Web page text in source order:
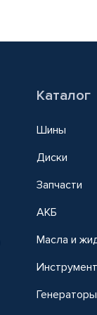
Каталог
Шины
Диски
Запчасти
АКБ
Масла и
Инструмент